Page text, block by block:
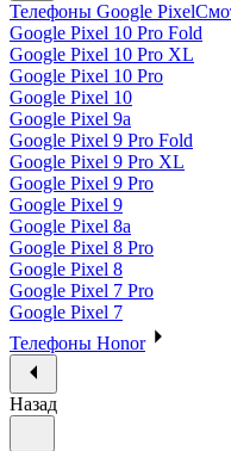
Телефоны Google Pixel
Google Pixel 10 Pro Fold
Google Pixel 10 Pro XL
Google Pixel 10 Pro
Google Pixel 10
Google Pixel 9a
Google Pixel 9 Pro Fold
Google Pixel 9 Pro XL
Google Pixel 9 Pro
Google Pixel 9
Google Pixel 8a
Google Pixel 8 Pro
Google Pixel 8
Google Pixel 7 Pro
Google Pixel 7
Телефоны Honor
Назад